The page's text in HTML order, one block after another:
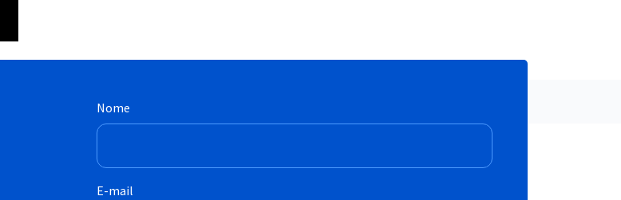
Nome
E-mail